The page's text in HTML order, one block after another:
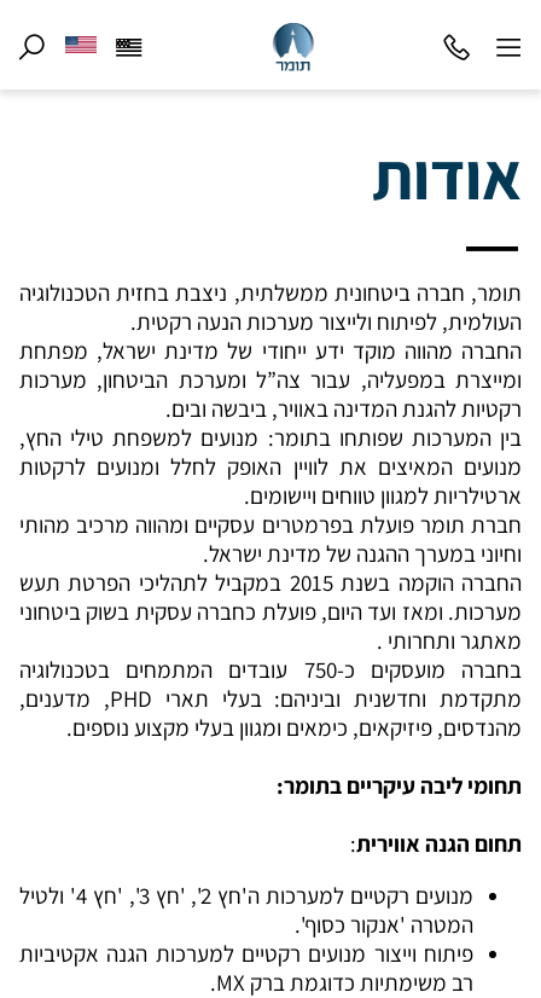
אודות
תומר, חברה ביטחונית ממשלתית, ניצבת בחזית הטכנולוגיה
העולמית, לפיתוח ולייצור מערכות הנעה רקטית.
החברה מהווה מוקד ידע ייחודי של מדינת ישראל, מפתחת
ומייצרת במפעליה, עבור צה”ל ומערכת הביטחון, מערכות
רקטיות להגנת המדינה באוויר, ביבשה ובים.
בין המערכות שפותחו בתומר: מנועים למשפחת טילי החץ,
מנועים המאיצים את לוויין האופק לחלל ומנועים לרקטות
ארטילריות למגוון טווחים ויישומים.
חברת תומר פועלת בפרמטרים עסקיים ומהווה מרכיב מהותי
וחיוני במערך ההגנה של מדינת ישראל.
החברה הוקמה בשנת 2015 במקביל לתהליכי הפרטת תעש
מערכות. ומאז ועד היום, פועלת כחברה עסקית בשוק ביטחוני
מאתגר ותחרותי .
בחברה מועסקים כ-750 עובדים המתמחים בטכנולוגיה
מתקדמת וחדשנית וביניהם: בעלי תארי PHD, מדענים,
מהנדסים, פיזיקאים, כימאים ומגוון בעלי מקצוע נוספים.
תחומי ליבה עיקריים בתומר:
תחום הגנה אווירית:
מנועים רקטיים למערכות ה'חץ 2', 'חץ 3', 'חץ 4' ולטיל
המטרה 'אנקור כסוף'.
פיתוח וייצור מנועים רקטיים למערכות הגנה אקטיביות
רב משימתיות כדוגמת ברק MX.